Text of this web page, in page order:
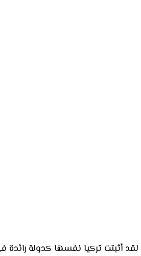
لقد أثبتت تركيا نفسها كدولة